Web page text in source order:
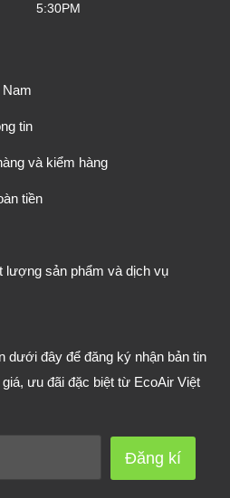
5:30PM
tin
và kiểm hàng
tiền
lượng sản phẩm và dịch vụ
dưới đây để đăng ký nhận bản tin
ưu đãi đặc biệt từ EcoAir Việt
Đăng kí